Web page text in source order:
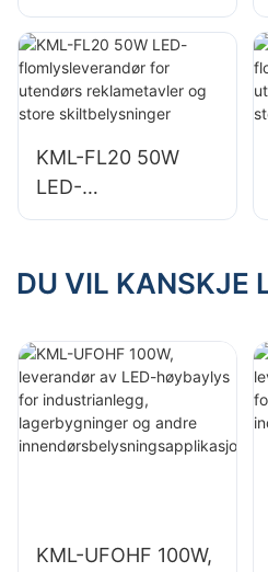
innendørsområder
som industrielle
fabrikkbygninger
og lagerbygninger.
KML-FL20 50W
LED-
flomlysleverandør
reklametavler og
skiltbelysninger
DU VIL KANSKJE
KML-UFOHF 100W,